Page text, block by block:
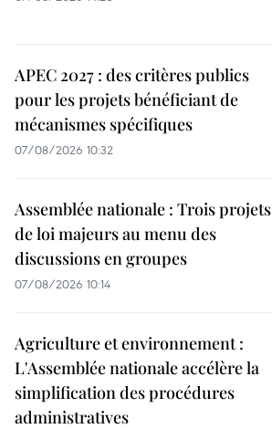
APEC 2027 : des critères publics
pour les projets bénéficiant de
mécanismes spécifiques
07/08/2026 10:32
Assemblée nationale : Trois projets
de loi majeurs au menu des
discussions en groupes
07/08/2026 10:14
Agriculture et environnement :
L'Assemblée nationale accélère la
simplification des procédures
administratives